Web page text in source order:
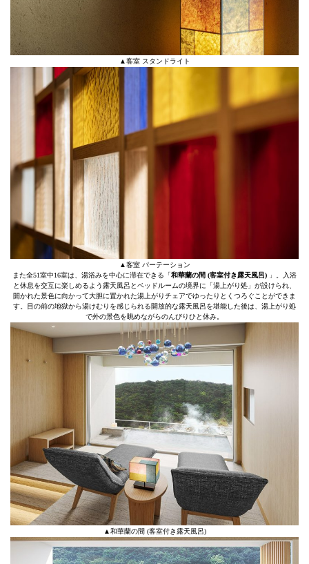
▲客室 スタンドライト
▲客室 パーテーション
また全51室中16室は、湯浴みを中心に滞在できる「 和華蘭の間 (客室付き露天風呂) 」。入浴
と休息を交互に楽しめるよう露天風呂とベッドルームの境界に「湯上がり処」が設けられ、
開かれた景色に向かって大胆に置かれた湯上がりチェアでゆったりとくつろぐことができま
す。目の前の地獄から湯けむりを感じられる開放的な露天風呂を堪能した後は、湯上がり処
で外の景色を眺めながらのんびりひと休み。
▲和華蘭の間 (客室付き露天風呂)